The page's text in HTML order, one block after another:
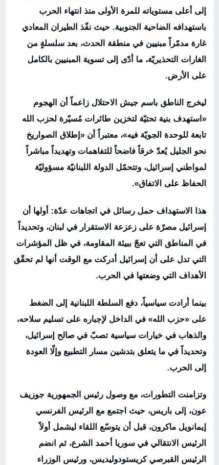
إلى أعلى مستوياته للمرة الأولى منذ انتهاء الحرب
باستهدافه الضاحية الجنوبية. حيث نفّذ الطيران المعادي
غارة مدمّراً مبنيين في منطقة الحدث، بعد سلسلةٍ من
الغارات التحذيريّة، ما أدّى إلى تسوية المبنيين بالكامل
على الأرض.
ليخرج الناطق باسم جيش الاحتلال زاعماً أن الهجوم
«استهدف بنية تحتيّة لتخزين طائرات مُسيّرة لحزب الله
تابعة للوحدة الجويّة فيه»، معتبراً أن «إطلاق الصواريخ
نحو الجليل يُعدّ خرقاً فاضحاً للتفاهمات وتهديداً مباشراً
لمواطني إسرائيل، وتتحمّل الدولة اللبنانيّة مسؤوليّة
الحفاظ على الاتفاق».
هذا الاستهداف حمل رسائل في اتجاهات عدّة: أولها أن
إسرائيل مصرّة على زعزعة الاستقرار في لبنان، وتحديداً
في المناطق التي تعجّ ببيئة المقاومة، في ظل المؤشرات
التي تدل على أن إسرائيل أدركت مع الوقت أنها لم تحقّق
الأهداف التي وضعتها في الحرب.
بينما أرادت سياسياً، دفع السلطة اللبنانية إلى الضغط
على «حزب الله» في الداخل لإجباره على تسليم سلاحه،
والذهاب في خيارات سياسية تصبّ في صالح إسرائيل،
وتحديداً في ما يتعلق بتدشين مسار التطبيع وإلّا العودة
إلى الحرب.
وتزامنت التطورات، مع وصول رئيس الجمهورية جوزيف
عون، إلى باريس، حيث اجتمع مع الرئيس الفرنسي
إيمانويل ماكرون، قبل أن يتوسّع اللقاء ليشمل أولاً
الرئيس الانتقالي في سوريا أحمد الشرع، ثم انضم
الرئيس القبرصي كريستودوليديس، ورئيس الوزراء